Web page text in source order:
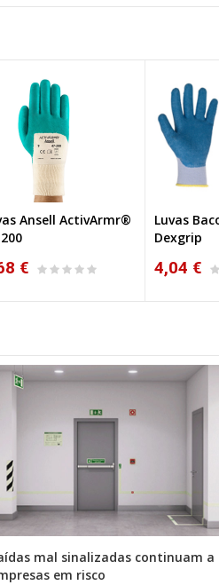
Ansell ActivArmr®
€
Luvas
Dexgrip
4,04 €
mal sinalizadas continuam a
em risco